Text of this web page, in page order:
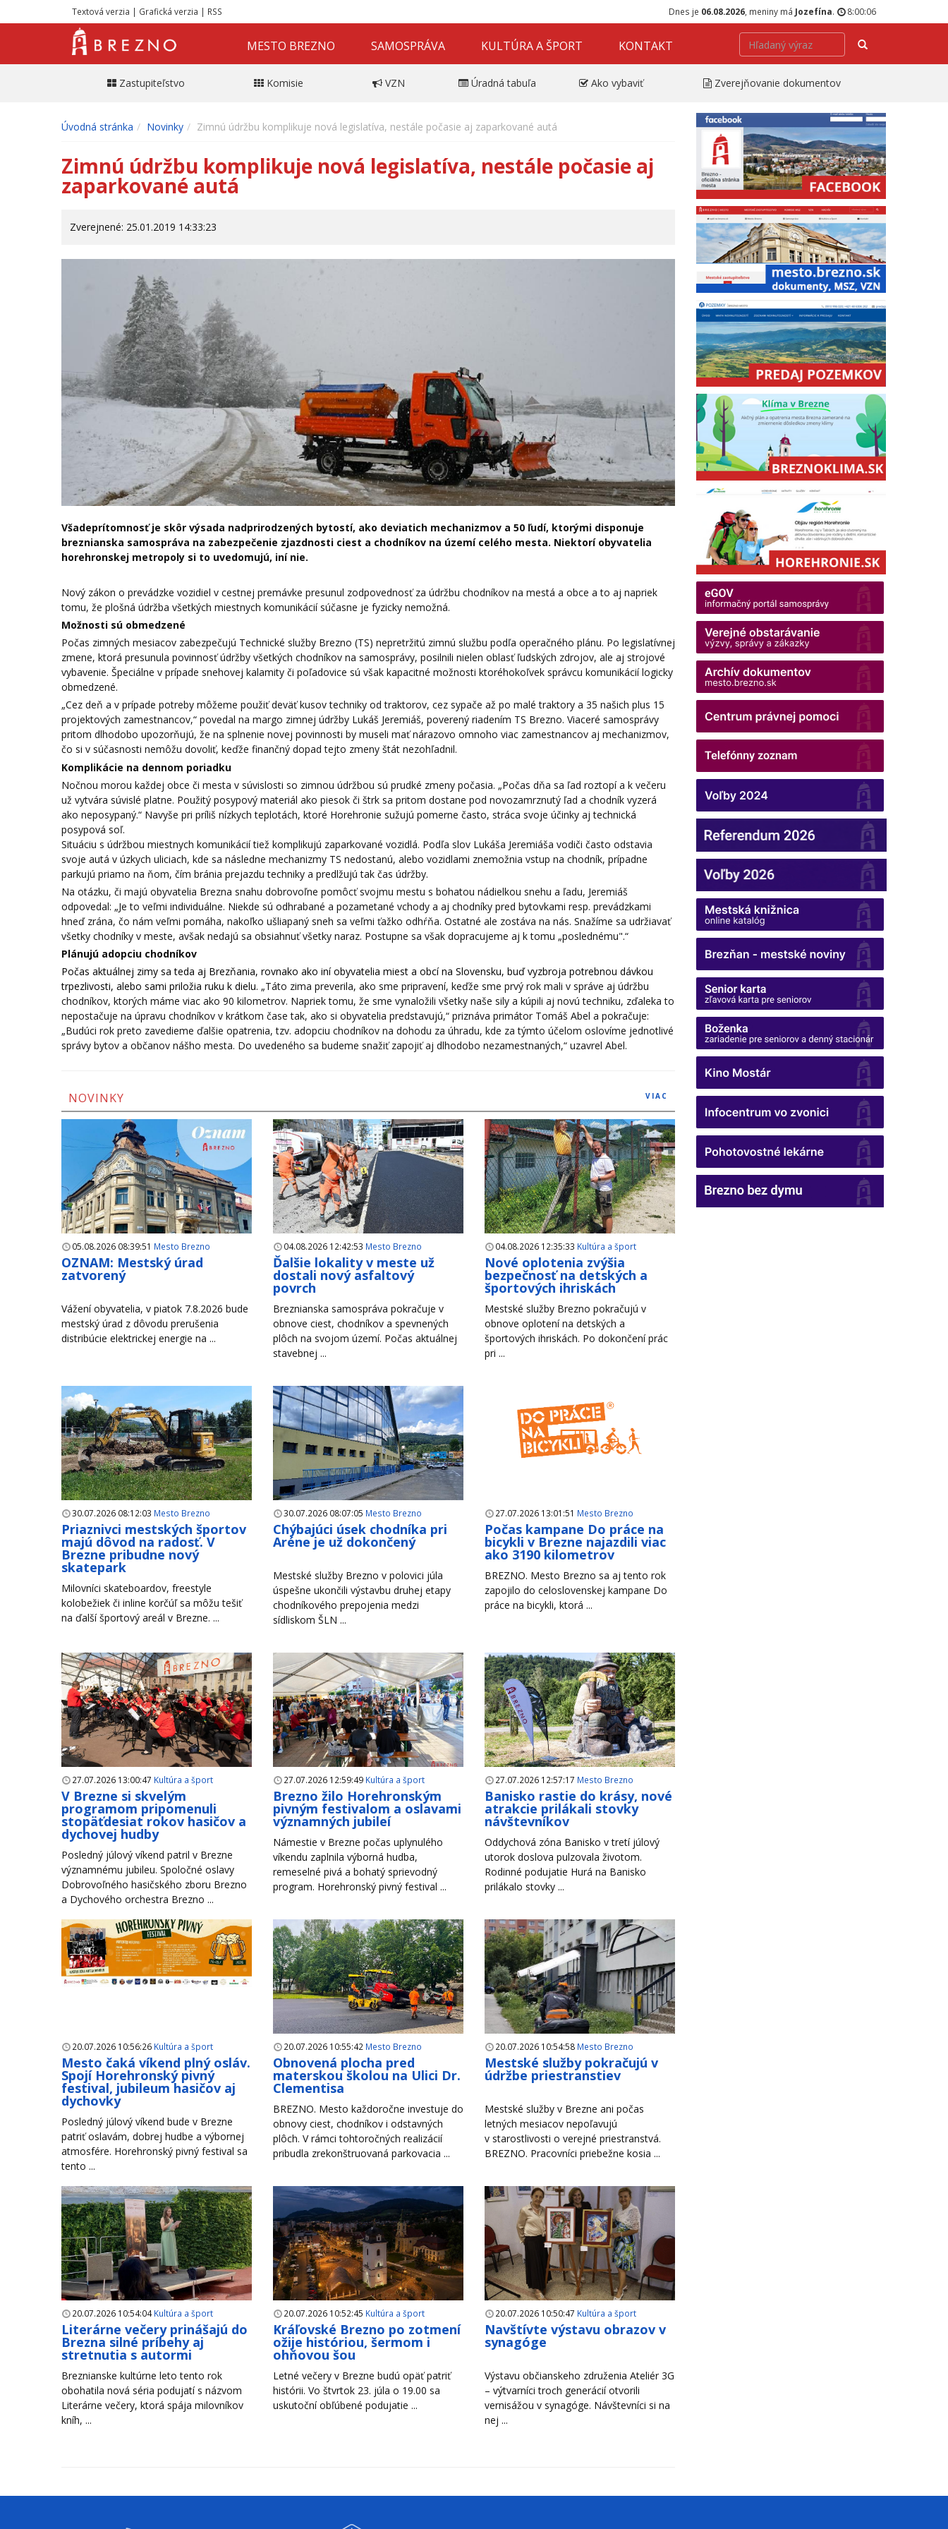
Textová verzia | Grafická verzia | RSS Dnes je 06.08.2026 , meniny má Jozefína. 8:00:07
MESTO BREZNO SAMOSPRÁVA KULTÚRA A ŠPORT KONTAKT Hľadať
Zastupiteľstvo Komisie VZN Úradná tabuľa Ako vybaviť Zverejňovanie dokumentov
Úvodná stránka Novinky Zimnú údržbu komplikuje nová legislatíva, nestále počasie aj zaparkované autá
Zimnú údržbu komplikuje nová legislatíva, nestále počasie aj
zaparkované autá
Zverejnené: 25.01.2019 14:33:23
Všadeprítomnosť je skôr výsada nadprirodzených bytostí, ako deviatich mechanizmov a 50 ľudí, ktorými disponuje
breznianska samospráva na zabezpečenie zjazdnosti ciest a chodníkov na území celého mesta. Niektorí obyvatelia
horehronskej metropoly si to uvedomujú, iní nie.
Nový zákon o prevádzke vozidiel v cestnej premávke presunul zodpovednosť za údržbu chodníkov na mestá a obce a to aj napriek
tomu, že plošná údržba všetkých miestnych komunikácií súčasne je fyzicky nemožná.
Možnosti sú obmedzené
Počas zimných mesiacov zabezpečujú Technické služby Brezno (TS) nepretržitú zimnú službu podľa operačného plánu. Po legislatívnej
zmene, ktorá presunula povinnosť údržby všetkých chodníkov na samosprávy, posilnili nielen oblasť ľudských zdrojov, ale aj strojové
vybavenie. Špeciálne v prípade snehovej kalamity či poľadovice sú však kapacitné možnosti ktoréhokoľvek správcu komunikácií logicky
obmedzené.
„Cez deň a v prípade potreby môžeme použiť deväť kusov techniky od traktorov, cez sypače až po malé traktory a 35 našich plus 15
projektových zamestnancov,“ povedal na margo zimnej údržby Lukáš Jeremiáš, poverený riadením TS Brezno. Viaceré samosprávy
pritom dlhodobo upozorňujú, že na splnenie novej povinnosti by museli mať nárazovo omnoho viac zamestnancov aj mechanizmov,
čo si v súčasnosti nemôžu dovoliť, keďže finančný dopad tejto zmeny štát nezohľadnil.
Komplikácie na dennom poriadku
Nočnou morou každej obce či mesta v súvislosti so zimnou údržbou sú prudké zmeny počasia. „Počas dňa sa ľad roztopí a k večeru
už vytvára súvislé platne. Použitý posypový materiál ako piesok či štrk sa pritom dostane pod novozamrznutý ľad a chodník vyzerá
ako neposypaný.“ Navyše pri príliš nízkych teplotách, ktoré Horehronie sužujú pomerne často, stráca svoje účinky aj technická
posypová soľ.
Situáciu s údržbou miestnych komunikácií tiež komplikujú zaparkované vozidlá. Podľa slov Lukáša Jeremiáša vodiči často odstavia
svoje autá v úzkych uliciach, kde sa následne mechanizmy TS nedostanú, alebo vozidlami znemožnia vstup na chodník, prípadne
parkujú priamo na ňom, čím bránia prejazdu techniky a predlžujú tak čas údržby.
Na otázku, či majú obyvatelia Brezna snahu dobrovoľne pomôcť svojmu mestu s bohatou nádielkou snehu a ľadu, Jeremiáš
odpovedal: „Je to veľmi individuálne. Niekde sú odhrabané a pozametané vchody a aj chodníky pred bytovkami resp. prevádzkami
hneď zrána, čo nám veľmi pomáha, nakoľko ušliapaný sneh sa veľmi ťažko odhŕňa. Ostatné ale zostáva na nás. Snažíme sa udržiavať
všetky chodníky v meste, avšak nedajú sa obsiahnuť všetky naraz. Postupne sa však dopracujeme aj k tomu „poslednému".“
Plánujú adopciu chodníkov
Počas aktuálnej zimy sa teda aj Brezňania, rovnako ako iní obyvatelia miest a obcí na Slovensku, buď vyzbroja potrebnou dávkou
trpezlivosti, alebo sami priložia ruku k dielu. „Táto zima preverila, ako sme pripravení, keďže sme prvý rok mali v správe aj údržbu
chodníkov, ktorých máme viac ako 90 kilometrov. Napriek tomu, že sme vynaložili všetky naše sily a kúpili aj novú techniku, zďaleka to
nepostačuje na úpravu chodníkov v krátkom čase tak, ako si obyvatelia predstavujú,“ priznáva primátor Tomáš Abel a pokračuje:
„Budúci rok preto zavedieme ďalšie opatrenia, tzv. adopciu chodníkov na dohodu za úhradu, kde za týmto účelom oslovíme jednotlivé
správy bytov a občanov nášho mesta. Do uvedeného sa budeme snažiť zapojiť aj dlhodobo nezamestnaných,“ uzavrel Abel.
NOVINKY VIAC
05.08.2026 08:39:51 Mesto Brezno
OZNAM: Mestský úrad
zatvorený
Vážení obyvatelia, v piatok 7.8.2026 bude
mestský úrad z dôvodu prerušenia
distribúcie elektrickej energie na ...
04.08.2026 12:42:53 Mesto Brezno
Ďalšie lokality v meste už
dostali nový asfaltový
povrch
Breznianska samospráva pokračuje v
obnove ciest, chodníkov a spevnených
plôch na svojom území. Počas aktuálnej
stavebnej ...
04.08.2026 12:35:33 Kultúra a šport
Nové oplotenia zvýšia
bezpečnosť na detských a
športových ihriskách
Mestské služby Brezno pokračujú v
obnove oplotení na detských a
športových ihriskách. Po dokončení prác
pri ...
30.07.2026 08:12:03 Mesto Brezno
Priaznivci mestských športov
majú dôvod na radosť. V
Brezne pribudne nový
skatepark
Milovníci skateboardov, freestyle
kolobežiek či inline korčúľ sa môžu tešiť
na ďalší športový areál v Brezne. ...
30.07.2026 08:07:05 Mesto Brezno
Chýbajúci úsek chodníka pri
Aréne je už dokončený
Mestské služby Brezno v polovici júla
úspešne ukončili výstavbu druhej etapy
chodníkového prepojenia medzi
sídliskom ŠLN ...
27.07.2026 13:01:51 Mesto Brezno
Počas kampane Do práce na
bicykli v Brezne najazdili viac
ako 3190 kilometrov
BREZNO. Mesto Brezno sa aj tento rok
zapojilo do celoslovenskej kampane Do
práce na bicykli, ktorá ...
27.07.2026 13:00:47 Kultúra a šport
V Brezne si skvelým
programom pripomenuli
stopäťdesiat rokov hasičov a
dychovej hudby
Posledný júlový víkend patril v Brezne
významnému jubileu. Spoločné oslavy
Dobrovoľného hasičského zboru Brezno
a Dychového orchestra Brezno ...
27.07.2026 12:59:49 Kultúra a šport
Brezno žilo Horehronským
pivným festivalom a oslavami
významných jubileí
Námestie v Brezne počas uplynulého
víkendu zaplnila výborná hudba,
remeselné pivá a bohatý sprievodný
program. Horehronský pivný festival ...
27.07.2026 12:57:17 Mesto Brezno
Banisko rastie do krásy, nové
atrakcie prilákali stovky
návštevníkov
Oddychová zóna Banisko v tretí júlový
utorok doslova pulzovala životom.
Rodinné podujatie Hurá na Banisko
prilákalo stovky ...
20.07.2026 10:56:26 Kultúra a šport
Mesto čaká víkend plný osláv.
Spojí Horehronský pivný
festival, jubileum hasičov aj
dychovky
Posledný júlový víkend bude v Brezne
patriť oslavám, dobrej hudbe a výbornej
atmosfére. Horehronský pivný festival sa
tento ...
20.07.2026 10:55:42 Mesto Brezno
Obnovená plocha pred
materskou školou na Ulici Dr.
Clementisa
BREZNO. Mesto každoročne investuje do
obnovy ciest, chodníkov i odstavných
plôch. V rámci tohtoročných realizácií
pribudla zrekonštruovaná parkovacia ...
20.07.2026 10:54:58 Mesto Brezno
Mestské služby pokračujú v
údržbe priestranstiev
Mestské služby v Brezne ani počas
letných mesiacov nepoľavujú
v starostlivosti o verejné priestranstvá.
BREZNO. Pracovníci priebežne kosia ...
20.07.2026 10:54:04Kultúra a šport
Literárne večery prinášajú do
Brezna silné príbehy aj
stretnutia s autormi
Breznianske kultúrne leto tento rok
obohatila nová séria podujatí s názvom
Literárne večery, ktorá spája milovníkov
kníh, ...
20.07.2026 10:52:45 Kultúra a šport
Kráľovské Brezno po zotmení
ožije históriou, šermom i
ohňovou šou
Letné večery v Brezne budú opäť patriť
histórii. Vo štvrtok 23. júla o 19.00 sa
uskutoční obľúbené podujatie ...
20.07.2026 10:50:47 Kultúra a šport
Navštívte výstavu obrazov v
synagóge
Výstavu občianskeho združenia Ateliér 3G
– výtvarníci troch generácií otvorili
vernisážou v synagóge. Návštevníci si na
nej ...